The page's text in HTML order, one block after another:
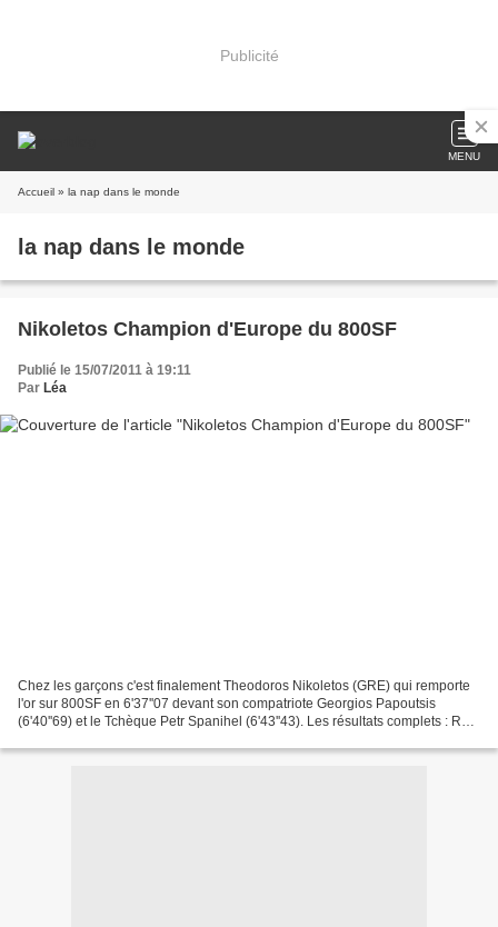
Publicité
MENU
Accueil » la nap dans le monde
la nap dans le monde
Nikoletos Champion d'Europe du 800SF
Publié le 15/07/2011 à 19:11
Par Léa
Chez les garçons c'est finalement Theodoros Nikoletos (GRE) qui remporte
l'or sur 800SF en 6'37''07 devant son compatriote Georgios Papoutsis
(6'40''69) et le Tchèque Petr Spanihel (6'43''43). Les résultats complets : Rnk